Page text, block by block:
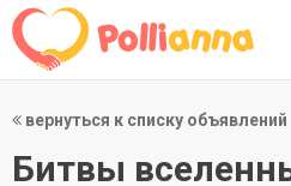
вернуться к списку объявлений
Битвы